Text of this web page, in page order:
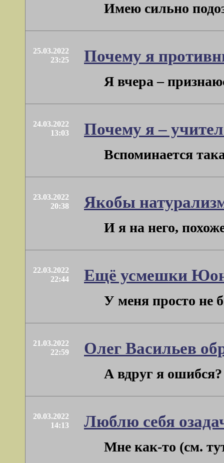
Имею сильно
25.03.2022
23:25
Почему я
Я вчера –
24.03.2022
13:03
Почему я –
Вспоминается
23.03.2022
20:38
Якобы
И я на него,
22.03.2022
22:44
Ещё усмешки
У меня просто не
21.03.2022
22:59
Олег Васильев
А вдруг я
20.03.2022
14:13
Люблю себя
Мне как-то (см.